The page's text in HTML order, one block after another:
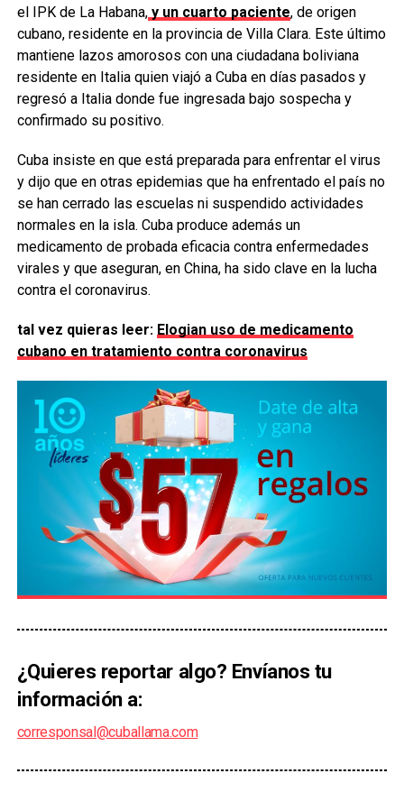
el IPK de La Habana,y un cuarto paciente, de origen
cubano, residente en la provincia de Villa Clara. Este último
mantiene lazos amorosos con una ciudadana boliviana
residente en Italia quien viajó a Cuba en días pasados y
regresó a Italia donde fue ingresada bajo sospecha y
confirmado su positivo.
Cuba insiste en que está preparada para enfrentar el virus
y dijo que en otras epidemias que ha enfrentado el país no
se han cerrado las escuelas ni suspendido actividades
normales en la isla. Cuba produce además un
medicamento de probada eficacia contra enfermedades
virales y que aseguran, en China, ha sido clave en la lucha
contra el coronavirus.
tal vez quieras leer: Elogian uso de medicamento
cubano en tratamiento contra coronavirus
¿Quieres reportar algo? Envíanos tu
información a:
corresponsal@cuballama.com